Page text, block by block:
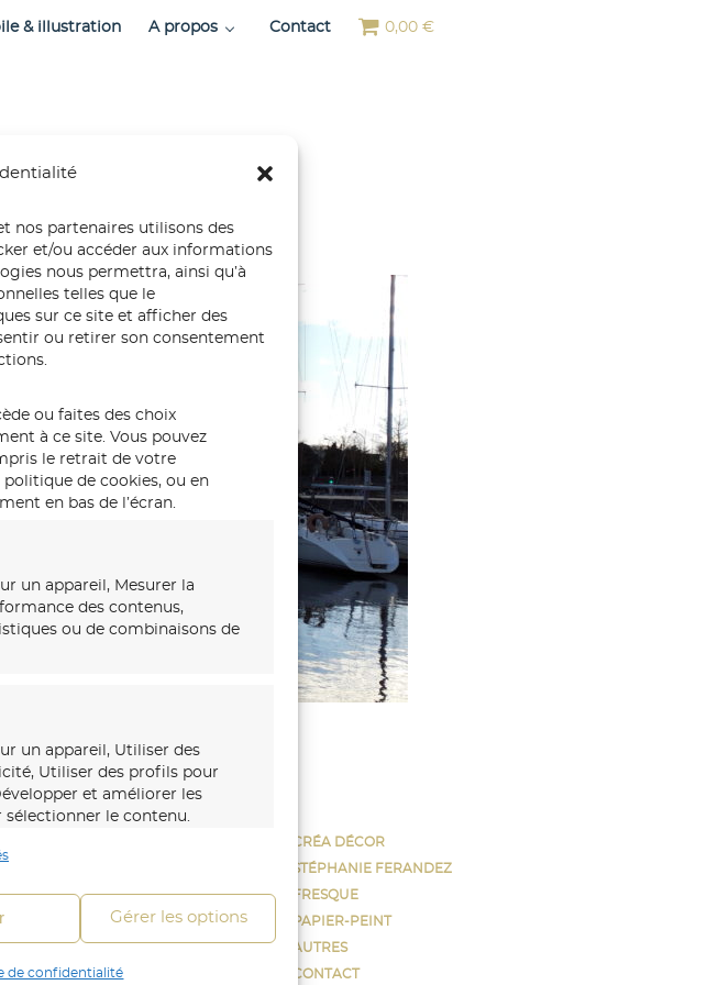
nos partenaires utilisons des
et/ou accéder aux informations
nous permettra, ainsi qu’à
telles que le
sur ce site et afficher des
ou retirer son consentement
ou faites des choix
à ce site. Vous pouvez
le retrait de votre
de cookies, ou en
en bas de l’écran.
un appareil, Mesurer la
des contenus,
ou de combinaisons de
un appareil, Utiliser des
Utiliser des profils pour
et améliorer les
le contenu.
données à partir
appareils,
Gérer les options
de confidentialité
& illustration A propos Contact 0,00 €
CRÉA DÉCOR
STÉPHANIE FERANDEZ
FRESQUE
PAPIER-PEINT
AUTRES
CONTACT